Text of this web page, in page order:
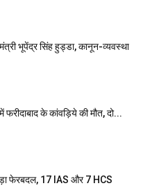
भूपेंद्र सिंह हुड्डा, कानून-व्यवस्था
फरीदाबाद के कांवड़िये की मौत, दो...
फेरबदल, 17 IAS और 7 HCS